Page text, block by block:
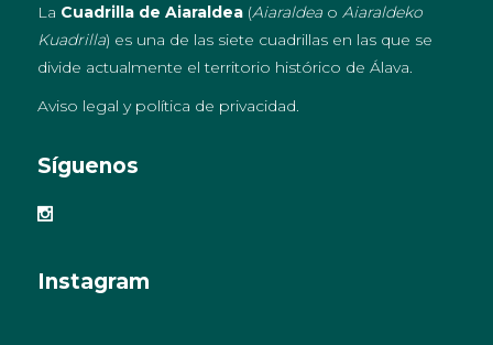
La Cuadrilla de Aiaraldea(Aiaraldeao Aiaraldeko
Kuadrilla) es una de las siete cuadrillas en las que se
divide actualmente el territorio histórico de Álava.
Aviso legal y política de privacidad.
Síguenos
Instagram